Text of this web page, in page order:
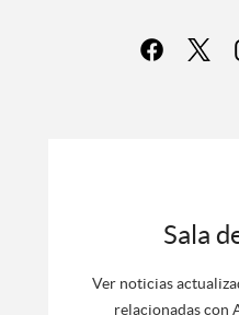
Sala
Ver noticias
relacionadas con